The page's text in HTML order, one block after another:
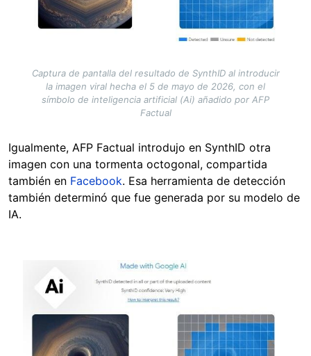
Captura de pantalla del resultado de SynthID al introducir
la imagen viral hecha el 5 de mayo de 2026, con el
símbolo de inteligencia artificial (Ai) añadido por AFP
Factual
Igualmente, AFP Factual introdujo en SynthID otra
imagen con una tormenta octogonal, compartida
también en Facebook. Esa herramienta de detección
también determinó que fue generada por su modelo de
IA.